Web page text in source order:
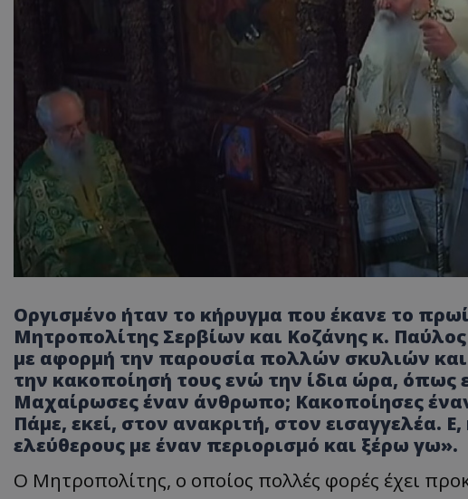
Οργισμένο ήταν το κήρυγμα που έκανε το
Μητροπολίτης Σερβίων και Κοζάνης κ.
με αφορμή την παρουσία πολλών σκυλιών
την κακοποίησή τους ενώ την ίδια ώρα,
Μαχαίρωσες έναν άνθρωπο; Κακοποίησες
Πάμε, εκεί, στον ανακριτή, στον εισαγγελέα.
ελεύθερους με έναν περιορισμό και ξέρω γω».
Ο Μητροπολίτης, ο οποίος πολλές φορές έχει